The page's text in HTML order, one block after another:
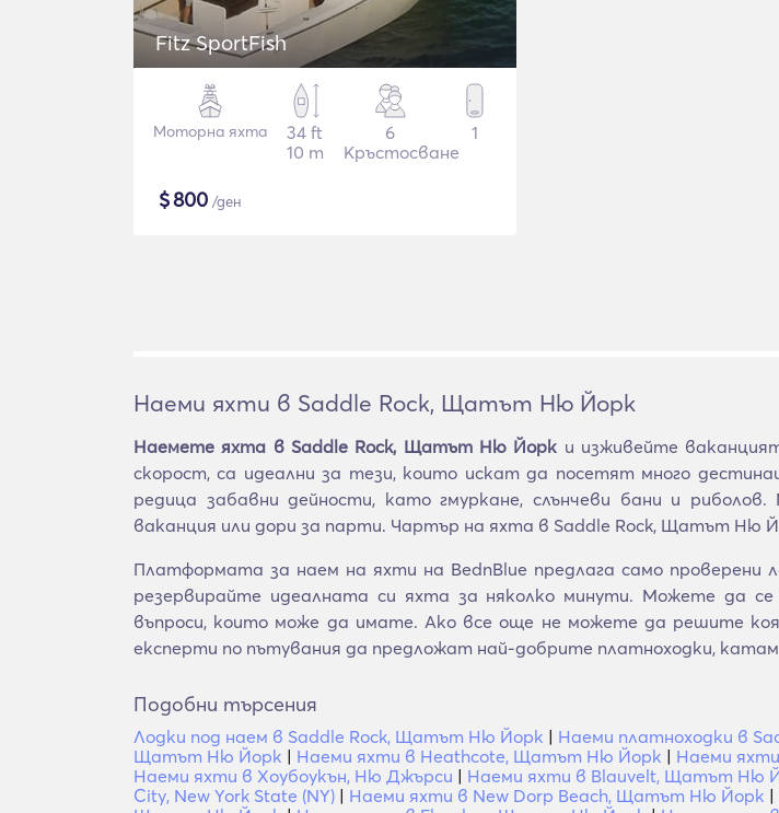
Fitz SportFish
Моторна яхта
34 ft
10 m
6
Кръстосване
1
$800 /ден
Наеми яхти в Saddle Rock, Щатът Ню Йорк
Наемете яхта в Saddle Rock, Щатът Ню Йорк и изживейте
скорост, са идеални за тези, които искат да посетят много
редица забавни дейности, като гмуркане, слънчеви бани и
ваканция или дори за парти. Чартър на яхта в Saddle Rock, Щатът Ню
Платформата за наем на яхти на BednBlue предлага само
резервирайте идеалната си яхта за няколко минути. Можете да
въпроси, които може да имате. Ако все още не можете да решите
експерти по пътувания да предложат най-добрите платноходки,
Подобни търсения
Лодки под наем в Saddle Rock, Щатът Ню Йорк | Наеми платноходки в
Щатът Ню Йорк | Наеми яхти в Heathcote, Щатът Ню Йорк | Наеми
Наеми яхти в Хоубоукън, Ню Джърси | Наеми яхти в Blauvelt, Щатът Ню
City, New York State (NY) | Наеми яхти в New Dorp Beach, Щатът Ню Йорк |